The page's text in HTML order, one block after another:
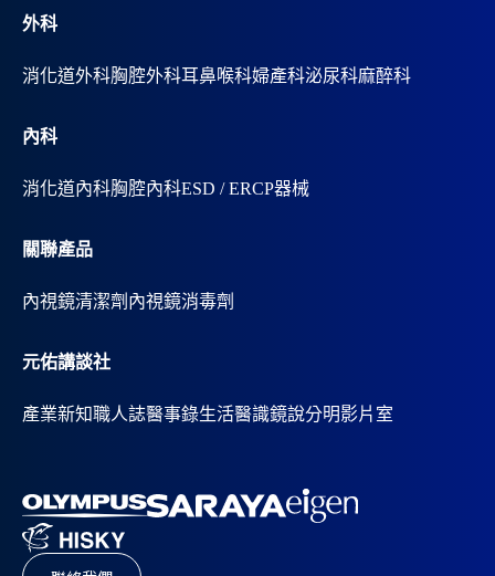
外科
消化道外科胸腔外科耳鼻喉科婦產科泌尿科麻醉科
內科
消化道內科胸腔內科ESD / ERCP器械
關聯產品
內視鏡清潔劑 內視鏡消毒劑
元佑講談社
產業新知職人誌醫事錄生活醫識鏡說分明影片室